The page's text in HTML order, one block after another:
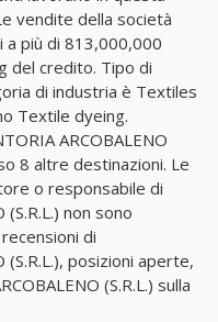
vendite della società
più di 813,000,000
del credito. Tipo di
di industria è Textiles
Textile dyeing.
ARCOBALENO
8 altre destinazioni. Le
o responsabile di
(S.R.L.) non sono
di
(S.R.L.), posizioni aperte,
(S.R.L.) sulla